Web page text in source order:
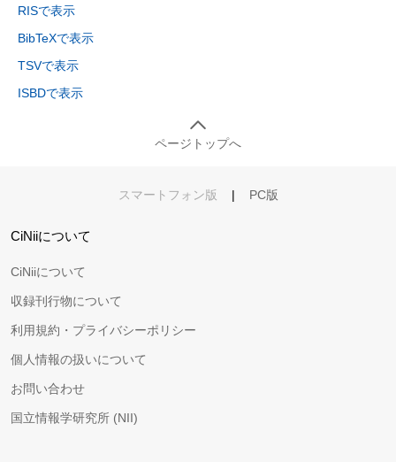
RISで表示
BibTeXで表示
TSVで表示
ISBDで表示
ページトップへ
スマートフォン版 | PC版
CiNiiについて
CiNiiについて
収録刊行物について
利用規約・プライバシーポリシー
個人情報の扱いについて
お問い合わせ
国立情報学研究所 (NII)